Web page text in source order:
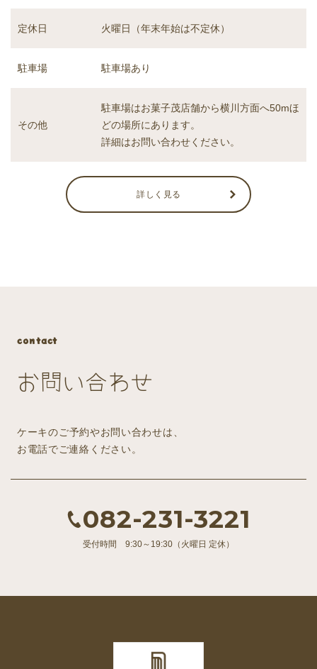
定休日 火曜日（年末年始は不定休）
駐車場 駐車場あり
その他
駐車場はお菓子茂店舗から横川方面へ50mほ
どの場所にあります。
詳細はお問い合わせください。
詳しく見る
contact
お問い合わせ
ケーキのご予約やお問い合わせは、
お電話でご連絡ください。
082-231-3221
受付時間 9:30～19:30（火曜日 定休）